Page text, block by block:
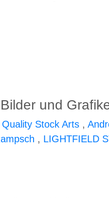
und
Quality Stock Arts ,
, LIGHTFIELD